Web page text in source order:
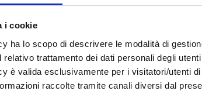
i cookie
ha lo scopo di descrivere le modalità di
relativo trattamento dei dati personali degli
è valida esclusivamente per i visitatori/utenti
raccolte tramite canali diversi dal